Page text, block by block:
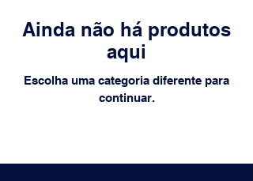
Ainda não há produtos
aqui
Escolha uma categoria diferente para
continuar.